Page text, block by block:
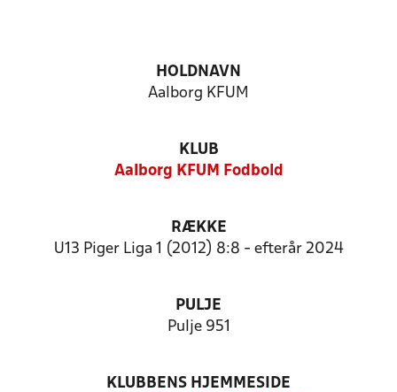
HOLDNAVN
Aalborg KFUM
KLUB
Aalborg KFUM Fodbold
RÆKKE
U13 Piger Liga 1 (2012) 8:8 - efterår 2024
PULJE
Pulje 951
KLUBBENS HJEMMESIDE